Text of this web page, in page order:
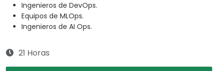
Ingenieros de DevOps.
Equipos de MLOps.
Ingenieros de AI Ops.
21 Horas